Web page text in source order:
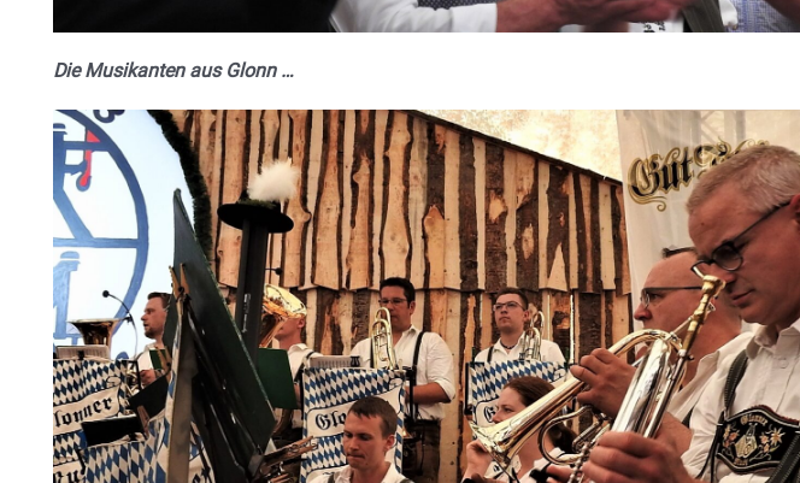
Die Musikanten aus Glonn …